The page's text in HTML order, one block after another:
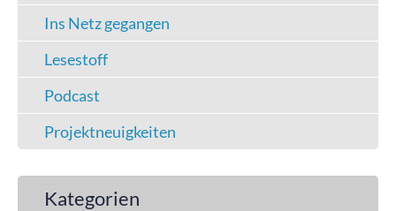
Ins Netz gegangen
Lesestoff
Podcast
Projektneuigkeiten
Kategorien